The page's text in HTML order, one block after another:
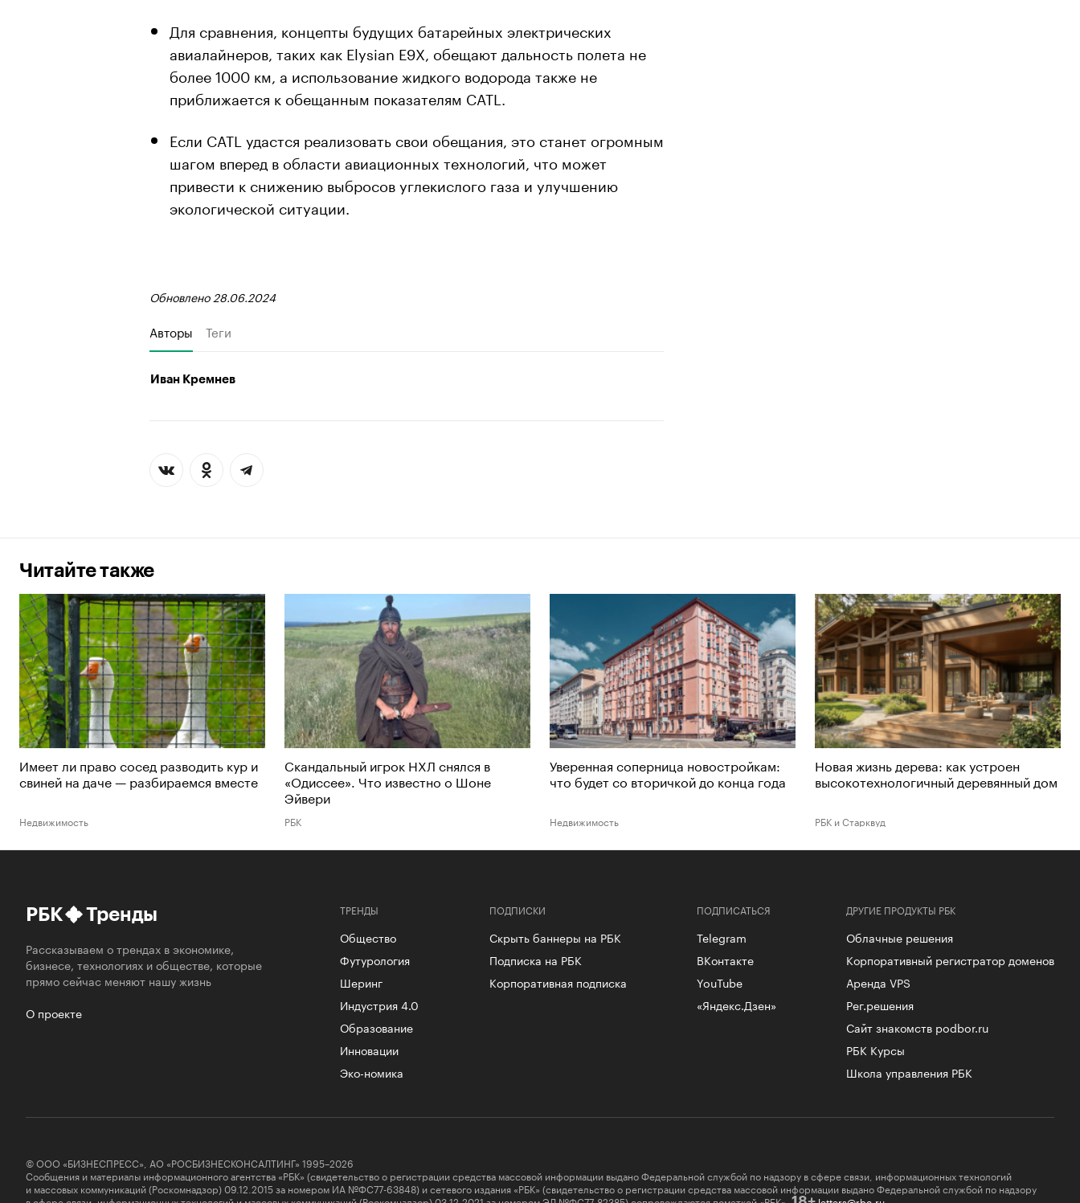
00:00
Для сравнения, концепты будущих батарейных электрических
авиалайнеров, таких как Elysian E9X, обещают дальность полета не
более 1000 км, а использование жидкого водорода также не
приближается к обещанным показателям CATL.
Если CATL удастся реализовать свои обещания, это станет огромным
шагом вперед в области авиационных технологий, что может
привести к снижению выбросов углекислого газа и улучшению
экологической ситуации.
Обновлено 28.06.2024
Авторы Теги
Иван Кремнев
Читайте также
Имеет ли право сосед разводить кур и
свиней на даче — разбираемся вместе
Недвижимость
Скандальный игрок НХЛ снялся в
«Одиссее». Что известно о Шоне
Эйвери
РБК
Уверенная соперница новостройкам:
что будет со вторичкой до конца года
Недвижимость
Новая жизнь дерева: как устроен
высокотехнологичный деревянный дом
РБК и Старквуд
РБК Тренды
Рассказываем о трендах в экономике,
бизнесе, технологиях и обществе, которые
прямо сейчас меняют нашу жизнь
О проекте
ТРЕНДЫ
Общество
Футурология
Шеринг
Индустрия 4.0
Образование
Инновации
Эко-номика
ПОДПИСКИ
Скрыть баннеры на РБК
Подписка на РБК
Корпоративная подписка
ДРУГИЕ ПРОДУКТЫ РБК
Облачные решения
Корпоративный регистратор доменов
Аренда VPS
Рег.решения
Сайт знакомств podbor.ru
РБК Курсы
Школа управления РБК
ПОДПИСАТЬСЯ
Telegram
ВКонтакте
YouTube
«Яндекс.Дзен»
© ООО «БИЗНЕСПРЕСС», АО «РОСБИЗНЕСКОНСАЛТИНГ» 1995–2026
Сообщения и материалы информационного агентства «РБК» (свидетельство о регистрации средства массовой информации выдано Федеральной службой по надзору в сфере связи, информационных технологий
и массовых коммуникаций (Роскомнадзор) 09.12.2015 за номером ИА №ФС77-63848) и сетевого издания «РБК» (свидетельство о регистрации средства массовой информации выдано Федеральной службой по надзору